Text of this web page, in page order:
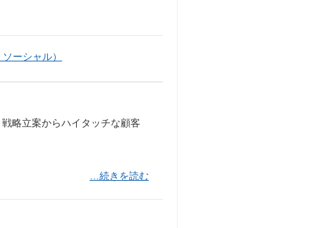
ーシャル）
略立案からハイタッチな顧客
…続きを読む